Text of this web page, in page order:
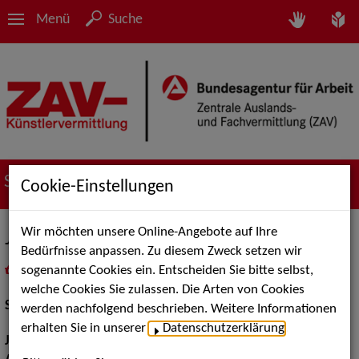
Menü Suche
Suche nach Künstler*innen
Jakob Maria Fecht
als PDF speichern
inMeine Merklistelegen
Schauspiel:Bühne, Film und TV
Jahrgang:
Cookie-Einstellungen
Wir möchten unsere Online-Angebote auf Ihre
Bedürfnisse anpassen. Zu diesem Zweck setzen wir
sogenannte Cookies ein. Entscheiden Sie bitte selbst,
welche Cookies Sie zulassen. Die Arten von Cookies
werden nachfolgend beschrieben. Weitere Informationen
erhalten Sie in unserer
Datenschutzerklärung